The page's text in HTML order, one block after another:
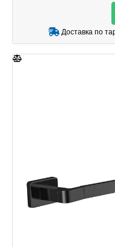
Доставка по